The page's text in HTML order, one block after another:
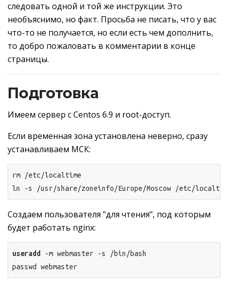
следовать одной и той же инструкции. Это
необъяснимо, но факт. Просьба не писать, что у вас
что-то не получается, но если есть чем дополнить,
то добро пожаловать в комментарии в конце
страницы.
Подготовка
Имеем сервер с Centos 6.9 и root-доступ.
Если временная зона установлена неверно, сразу
устанавливаем МСК:
rm /etc/localtime
ln
-s /usr/share/zoneinfo/Europe/Moscow /etc/
Создаем пользователя "для чтения", под которым
будет работать nginx:
useradd
-m webmaster -s /bin/bash
passwd webmaster